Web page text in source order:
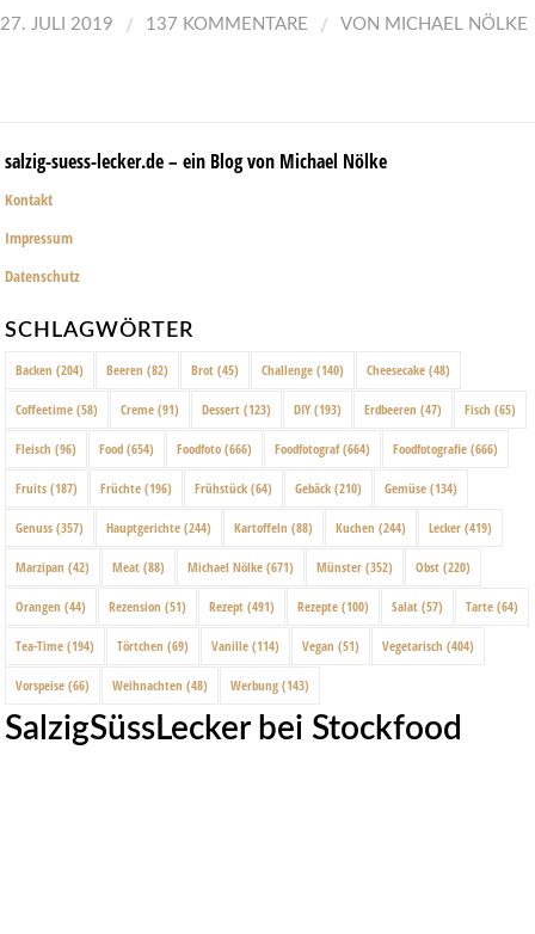
27. JULI 2019 / 137 KOMMENTARE / VON MICHAEL NÖLKE
salzig-suess-lecker.de – ein Blog von Michael Nölke
Kontakt
Impressum
Datenschutz
SCHLAGWÖRTER
Backen (204) Beeren (82) Brot (45) Challenge (140) Cheesecake (48)
Coffeetime (58) Creme (91) Dessert (123) DIY (193) Erdbeeren (47) Fisch (65)
Fleisch (96) Food (654) Foodfoto (666) Foodfotograf(664) Foodfotografie (666)
Fruits (187) Früchte (196) Frühstück (64) Gebäck (210) Gemüse (134)
Genuss (357) Hauptgerichte (244) Kartoffeln (88) Kuchen (244) Lecker (419)
Marzipan (42) Meat (88) Michael Nölke (671) Münster (352) Obst (220)
Orangen (44) Rezension (51) Rezept (491) Rezepte (100) Salat (57) Tarte (64)
Tea-Time (194) Törtchen (69) Vanille (114) Vegan (51) Vegetarisch (404)
Vorspeise (66) Weihnachten (48) Werbung (143)
SalzigSüssLecker bei Stockfood